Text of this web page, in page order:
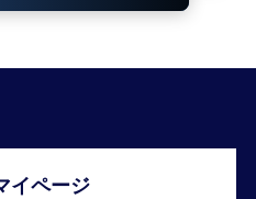
イページ